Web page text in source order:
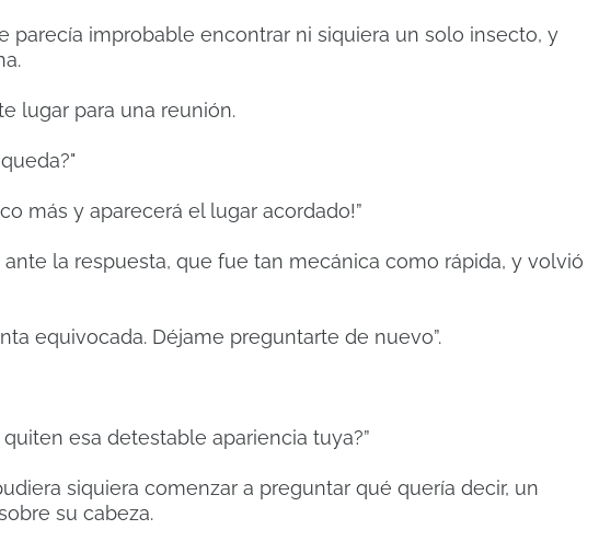
parecía improbable encontrar ni siquiera un solo insecto, y
lugar para una reunión.
más y aparecerá el lugar acordado!”
la respuesta, que fue tan mecánica como rápida, y volvió
equivocada. Déjame preguntarte de nuevo”.
esa detestable apariencia tuya?”
siquiera comenzar a preguntar qué quería decir, un
su cabeza.